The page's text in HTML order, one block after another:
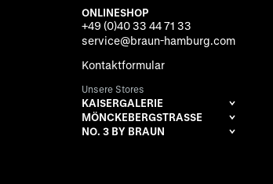
ONLINESHOP
+49 (0)40 33 44 71 33
service@braun-hamburg.com
Kontaktformular
Unsere Stores
KAISERGALERIE
MÖNCKEBERGSTRASSE
NO. 3 BY BRAUN